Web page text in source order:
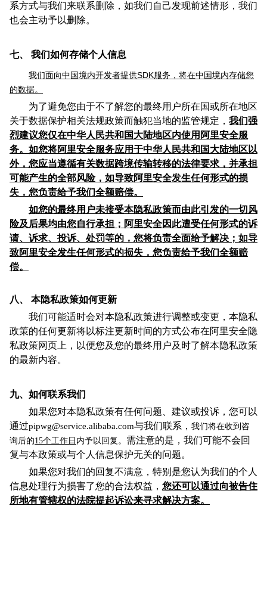
系方式与我们来联系删除，如我们自己发现前述情形，我们
也会主动予以删除。
七、 我们如何存储个人信息
我们面向中国境内开发者提供SDK服务，将在中国境内存储您
的数据。
为了避免您由于不了解您的最终用户所在国或所在地区
关于数据保护相关法规政策而触犯当地的监管规定， 我们强
烈建议您仅在中华人民共和国大陆地区内使用阿里安全服
务。如您将阿里安全服务应用于中华人民共和国大陆地区以
外，您应当遵循有关数据跨境传输转移的法律要求，并承担
可能产生的全部风险，如导致阿里安全发生任何形式的损
失，您负责给予我们全额赔偿。
如您的最终用户未接受本隐私政策而由此引发的一切风
险及后果均由您自行承担；阿里安全因此遭受任何形式的诉
请、诉求、投诉、处罚等的，您将负责全面给予解决；如导
致阿里安全发生任何形式的损失，您负责给予我们全额赔
偿。
八、
本隐私政策如何更新
我们可能适时会对本隐私政策进行调整或变更，本隐私
政策的任何更新将以标注更新时间的方式公布在阿里安全隐
私政策网页上， 以便您及您的最终用户及时了解本隐私政策
的最新内容。
九、如何联系我们
如果您对本隐私政策有任何问题、建议或投诉， 您可以
通过pipwg@service.alibaba.com与我们联系， 我们将在收到咨
询后的15个工作日 内予以回复。 需注意的是，我们可能不会回
复与本政策或与个人信息保护无关的问题。
如果您对我们的回复不满意，特别是您认为我们的个人
信息处理行为损害了您的合法权益， 您还可以通过向被告住
所地有管辖权的法院提起诉讼来寻求解决方案。